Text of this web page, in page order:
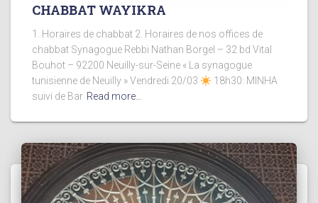
CHABBAT WAYIKRA
1. Horaires de chabbat 2. Horaires de nos offices de
chabbat Synagogue Rebbi Nathan Borgel – 32 bd Vital
Bouhot – 92200 Neuilly-sur-Seine « La synagogue
tunisienne de Neuilly » Vendredi 20/03
18h30: MINHA
suivi de Bar Read more…